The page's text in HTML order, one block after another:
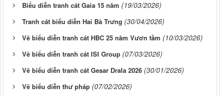
Biểu diễn tranh cát Gaia 15 năm (19/03/2026)
Tranh cát biểu diễn Hai Bà Trưng (30/04/2026)
Vẽ biểu diễn tranh cát HBC 25 năm Vươn tầm (10/03/2026)
Vẽ biểu diễn tranh cát ISI Group (07/03/2026)
Vẽ biểu diễn tranh cát Gesar Drala 2026 (30/01/2026)
Vẽ biểu diễn thư pháp (07/02/2026)